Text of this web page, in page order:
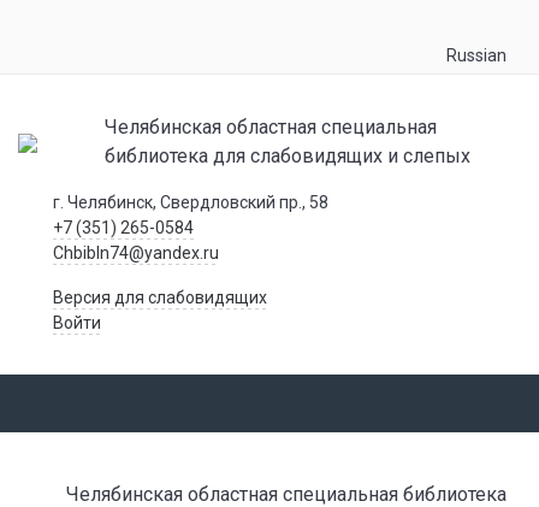
Russian
Челябинская областная специальная
библиотека для слабовидящих и слепых
г. Челябинск, Свердловский пр., 58
+7 (351) 265-0584
Chbibln74@yandex.ru
Версия для слабовидящих
Войти
Челябинская областная специальная библиотека